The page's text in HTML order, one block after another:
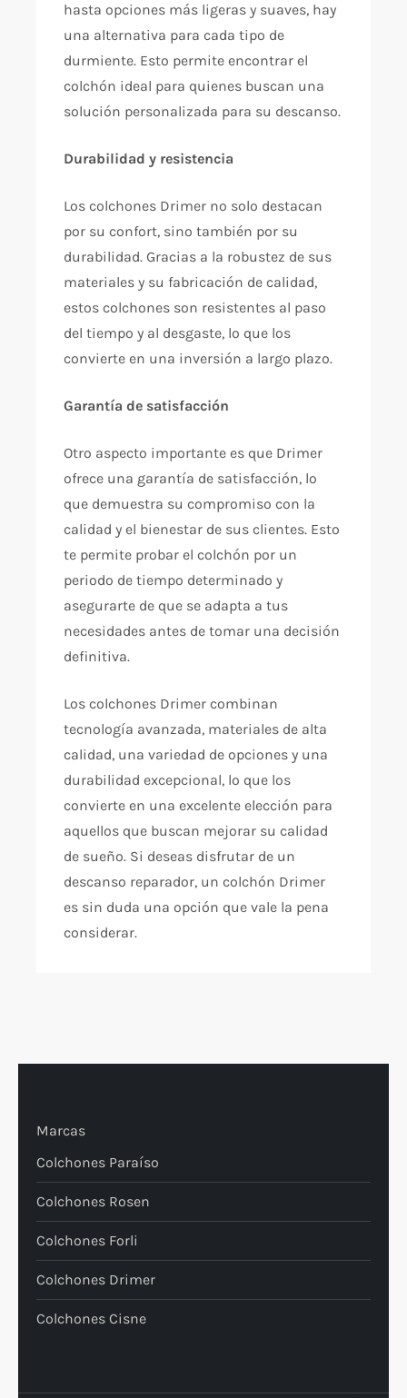
hasta opciones más ligeras y suaves, hay
una alternativa para cada tipo de
durmiente. Esto permite encontrar el
colchón ideal para quienes buscan una
solución personalizada para su descanso.
Durabilidad y resistencia
Los colchones Drimer no solo destacan
por su confort, sino también por su
durabilidad. Gracias a la robustez de sus
materiales y su fabricación de calidad,
estos colchones son resistentes al paso
del tiempo y al desgaste, lo que los
convierte en una inversión a largo plazo.
Garantía de satisfacción
Otro aspecto importante es que Drimer
ofrece una garantía de satisfacción, lo
que demuestra su compromiso con la
calidad y el bienestar de sus clientes. Esto
te permite probar el colchón por un
periodo de tiempo determinado y
asegurarte de que se adapta a tus
necesidades antes de tomar una decisión
definitiva.
Los colchones Drimer combinan
tecnología avanzada, materiales de alta
calidad, una variedad de opciones y una
durabilidad excepcional, lo que los
convierte en una excelente elección para
aquellos que buscan mejorar su calidad
de sueño. Si deseas disfrutar de un
descanso reparador, un colchón Drimer
es sin duda una opción que vale la pena
considerar.
Marcas
Colchones Paraíso
Colchones Rosen
Colchones Forli
Colchones Drimer
Colchones Cisne